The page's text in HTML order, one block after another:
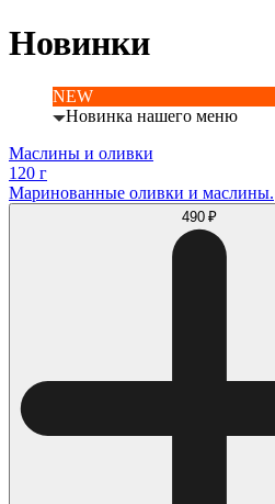
Новинки
NEW
Новинка нашего меню
Маслины и оливки
120 г
Маринованные оливки и маслины.
490 ₽